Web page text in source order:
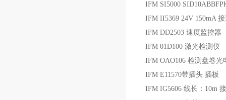
IFM SI5000
IFM II5369 24V 150mA
IFM DD2503 速度监控器
IFM 01D100 激光检测仪
IFM OAO106 检测盘卷光
IFM E11570带插头 插板
IFM IG5606 线长：10m